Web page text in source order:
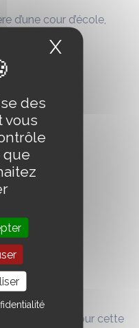
d’une cour d’école,
les enfants.
confiance et pour cette
des
vous
que
X